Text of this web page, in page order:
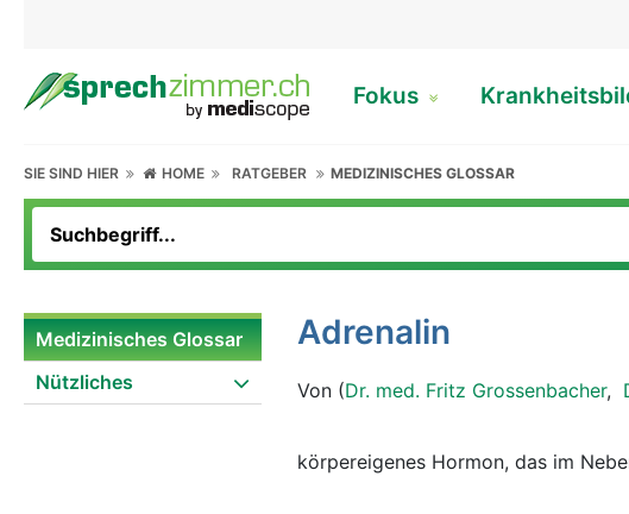
Fokus
SIE SIND HIER HOME RATGEBER MEDIZINISCHES GLOSSAR
Medizinisches Glossar
Nützliches
Adrenalin
Von (Dr. med. Fritz Grossenbacher,
körpereigenes Hormon, das im